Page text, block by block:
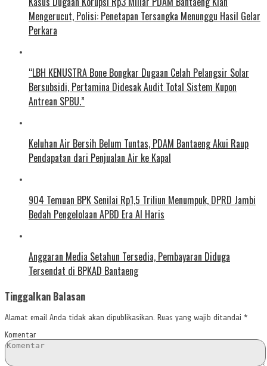
Mengerucut, Polisi: Penetapan Tersangka Menunggu Hasil Gelar
Perkara
“LBH KENUSTRA Bone Bongkar Dugaan Celah Pelangsir Solar
Bersubsidi, Pertamina Didesak Audit Total Sistem Kupon
Antrean SPBU.”
Keluhan Air Bersih Belum Tuntas, PDAM Bantaeng Akui Raup
Pendapatan dari Penjualan Air ke Kapal
904 Temuan BPK Senilai Rp1,5 Triliun Menumpuk, DPRD Jambi
Bedah Pengelolaan APBD Era Al Haris
Anggaran Media Setahun Tersedia, Pembayaran Diduga
Tersendat di BPKAD Bantaeng
Tinggalkan Balasan
Alamat email Anda tidak akan dipublikasikan. Ruas yang wajib ditandai *
Komentar